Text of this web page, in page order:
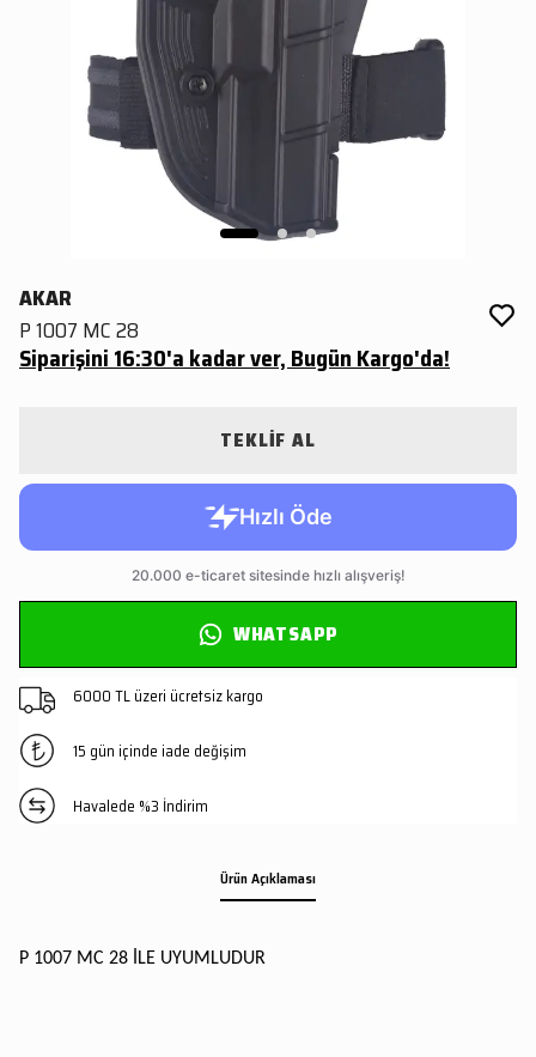
AKAR
P 1007 MC 28
Siparişini 16:30'a kadar ver, Bugün Kargo'da!
TEKLİF AL
WHATSAPP
6000 TL üzeri ücretsiz kargo
15 gün içinde iade değişim
Havalede %3 İndirim
Ürün Açıklaması
P 1007 MC 28 İLE UYUMLUDUR